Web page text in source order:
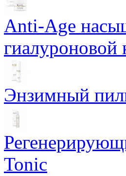
Anti-Age
гиалуроновой
Энзимный
Tonic